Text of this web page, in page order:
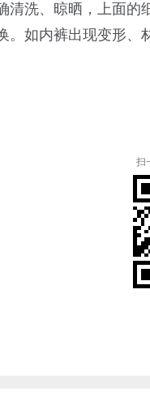
清洗、晾晒，上面
。如内裤出现变形、
扫